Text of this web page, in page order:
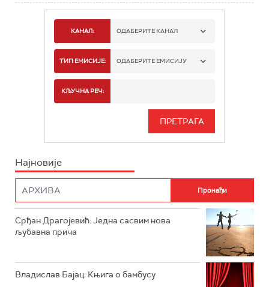
КАНАЛ: ОДАБЕРИТЕ КАНАЛ
РАДИО БЕОГРАД 1
РАДИО БЕОГРАД 3
РАДИО РОКЕНРОЛЕР
ТИП ЕМИСИЈЕ: ОДАБЕРИТЕ ЕМИСИЈУ
ИНФО
КЉУЧНА РЕЧ:
Најновије
Срђан Драгојевић: Једна сасвим нова
љубавна прича
Владислав Бајац: Књига о бамбусу